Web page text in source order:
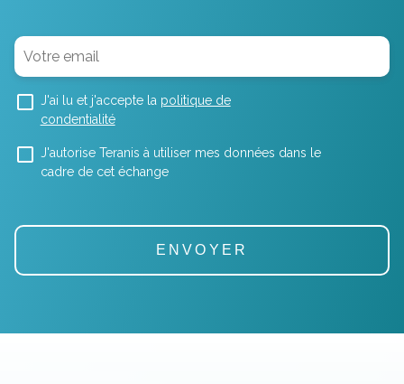
J'ai lu et j'accepte la politique de
condentialité
J'autorise Teranis à utiliser mes données dans le
cadre de cet échange